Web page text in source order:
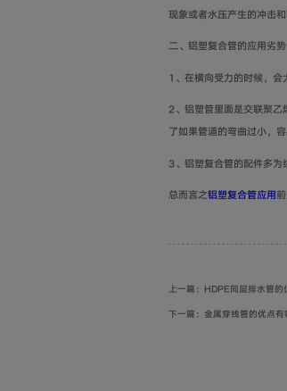
现象或者水压产生的冲击和
二、铝塑复合管的应用劣势
1、在横向受力的时候，会
2、铝塑管里面是交联聚
了如果管道的弯曲过小，
3、铝塑复合管的配件多为
总而言之铝塑复合管应用
上一篇：HDPE同层排水管的
下一篇：金属穿线管的优点有